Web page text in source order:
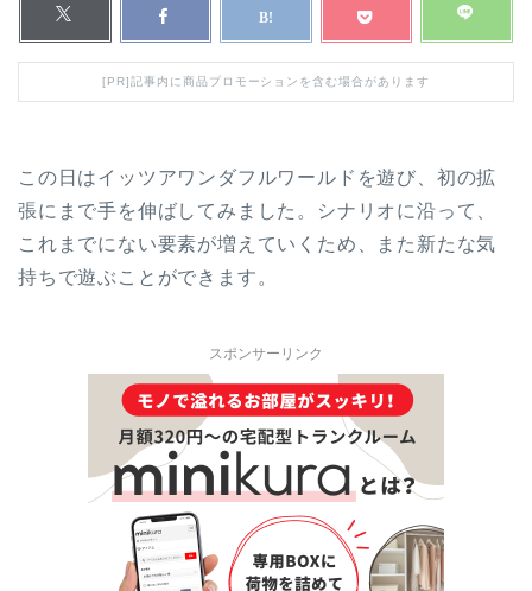
[PR]記事内に商品プロモーションを含む場合があります
この日はイッツアワンダフルワールドを遊び、初の拡
張にまで手を伸ばしてみました。シナリオに沿って、
これまでにない要素が増えていくため、また新たな気
持ちで遊ぶことができます。
スポンサーリンク